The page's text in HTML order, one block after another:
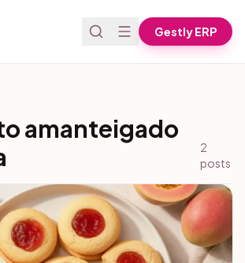
Gestly ERP
amanteigado
2
posts